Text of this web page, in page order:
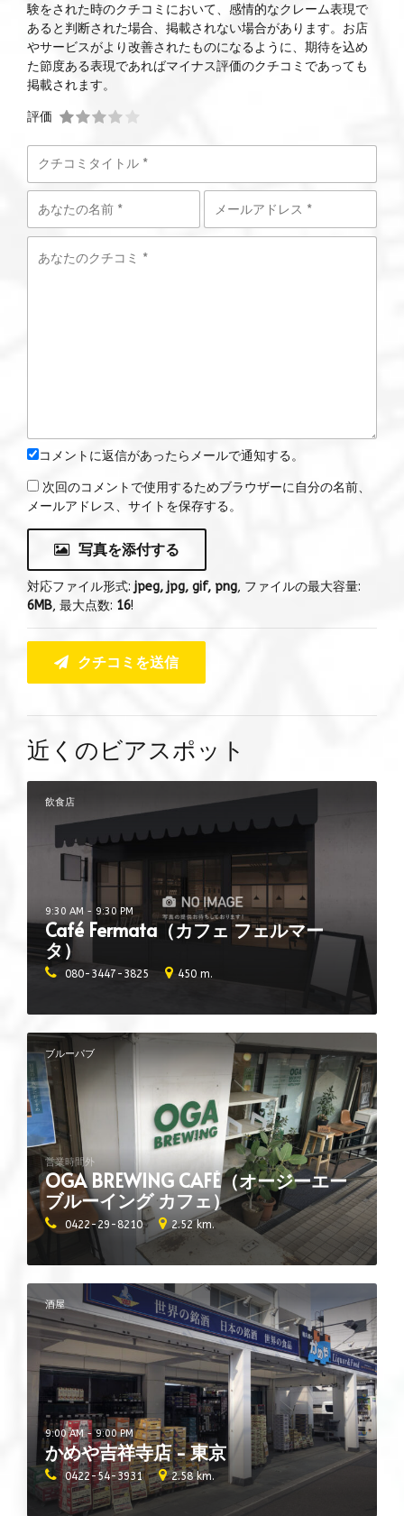
験をされた時のクチコミにおいて、感情的なクレーム表現で
あると判断された場合、掲載されない場合があります。お店
やサービスがより改善されたものになるように、期待を込め
た節度ある表現であればマイナス評価のクチコミであっても
掲載されます。
評価
コメントに返信があったらメールで通知する。
次回のコメントで使用するためブラウザーに自分の名前、
メールアドレス、サイトを保存する。
写真を添付する
対応ファイル形式: jpeg, jpg, gif, png, ファイルの最大容量:
6MB, 最大点数: 16!
クチコミを送信
近くのビアスポット
飲食店
Café Fermata（カフェ フェルマー
タ）
9:30 AM - 9:30 PM
080-3447-3825 450 m.
ブルーパブ
OGA BREWING CAFÉ（オージーエー
ブルーイング カフェ）
営業時間外
0422-29-8210 2.52 km.
酒屋
かめや吉祥寺店 - 東京
9:00 AM - 9:00 PM
0422-54-3931 2.58 km.